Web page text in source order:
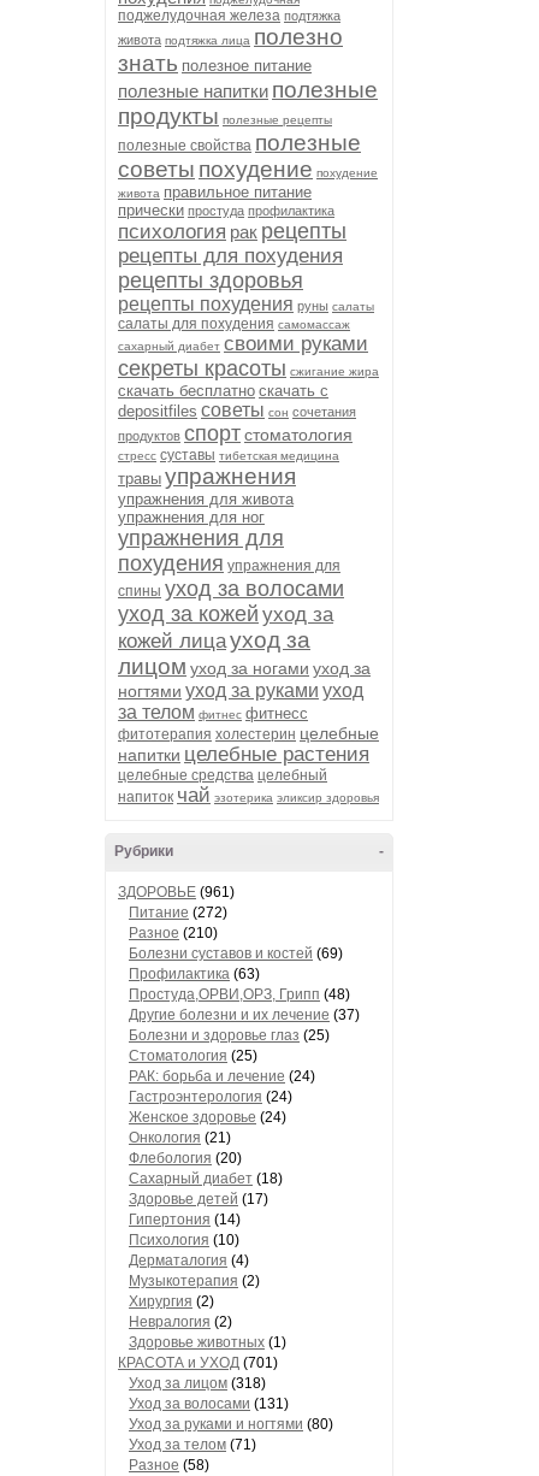
поджелудочная железа подтяжка
живота подтяжка лица полезно
знать полезное питание
полезные напитки полезные
продукты полезные рецепты
полезные свойства полезные
советы похудение похудение
живота правильное питание
прически простуда профилактика
психология рак рецепты
рецепты для похудения
рецепты здоровья
рецепты похудения руны салаты
салаты для похудения самомассаж
сахарный диабет своими руками
секреты красоты сжигание жира
скачать бесплатно скачать с
depositfiles советы сон сочетания
продуктов спортстоматология
стресс суставы тибетская медицина
травы упражнения
упражнения для живота
упражнения для ног
упражнения для
похудения упражнения для
спины уход за волосами
уход за кожей уход за
кожей лицауход за
лицом уход за ногами уход за
ногтями уход за руками уход
за телом фитнес фитнесс
фитотерапия холестерин целебные
напитки целебные растения
целебные средства целебный
напиток чай эзотерика эликсир здоровья
-
Рубрики
ЗДОРОВЬЕ (961)
Питание (272)
Разное (210)
Болезни суставов и костей (69)
Профилактика (63)
Простуда,ОРВИ,ОРЗ, Грипп (48)
Другие болезни и их лечение (37)
Болезни и здоровье глаз (25)
Стоматология (25)
РАК: борьба и лечение (24)
Гастроэнтерология (24)
Женское здоровье (24)
Онкология (21)
Флебология (20)
Сахарный диабет (18)
Здоровье детей (17)
Гипертония (14)
Психология (10)
Дерматалогия (4)
Музыкотерапия (2)
Хирургия (2)
Невралогия (2)
Здоровье животных (1)
КРАСОТА и УХОД (701)
Уход за лицом (318)
Уход за волосами (131)
Уход за руками и ногтями (80)
Уход за телом (71)
Разное (58)